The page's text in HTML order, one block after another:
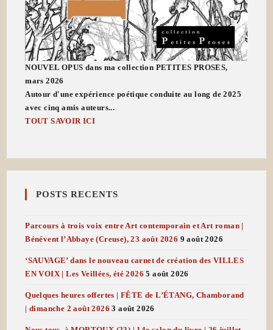
NOUVEL OPUS dans ma collection PETITES PROSES,
mars 2026
Autour d'une expérience poétique conduite au long de 2025
avec cinq amis auteurs...
TOUT SAVOIR ICI
POSTS RECENTS
Parcours à trois voix entre Art contemporain et Art roman |
Bénévent l’Abbaye (Creuse), 23 août 2026 9 août 2026
‘SAUVAGE’ dans le nouveau carnet de création des VILLES
EN VOIX | Les Veillées, été 2026 5 août 2026
Quelques heures offertes | FÊTE de L’ÉTANG, Chamborand
| dimanche 2 août 2026 3 août 2026